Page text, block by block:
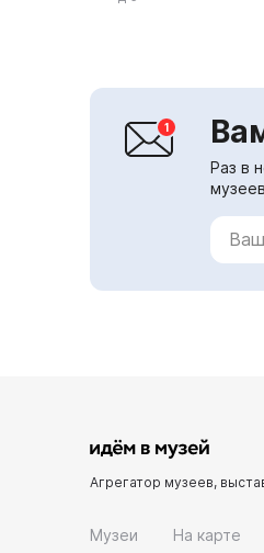
(дочери богини)
Раз в
Агрегатор музеев,
Музеи На карте